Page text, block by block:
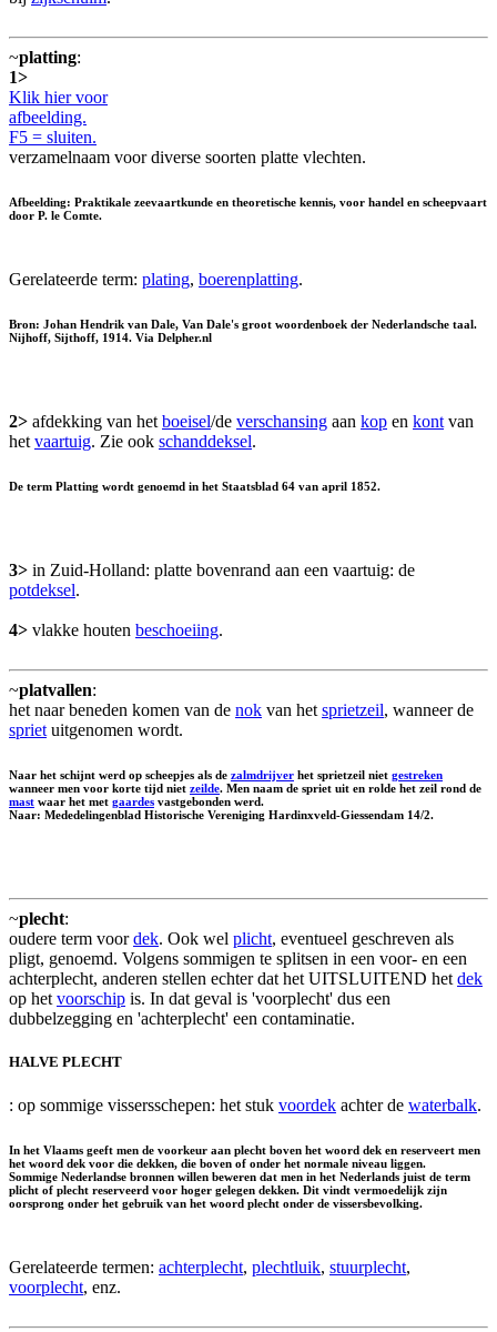
~platting:
1>
Klik hier voor
afbeelding.
F5 = sluiten.
verzamelnaam voor diverse soorten platte vlechten.
Afbeelding: Praktikale zeevaartkunde en theoretische kennis, voor handel en scheepvaart
door P. le Comte.
Gerelateerde term: plating, boerenplatting.
Bron: Johan Hendrik van Dale, Van Dale's groot woordenboek der Nederlandsche taal.
Nijhoff, Sijthoff, 1914. Via Delpher.nl
2> afdekking van het boeisel/de verschansing aan kop en kont van
het vaartuig. Zie ook schanddeksel.
De term Platting wordt genoemd in het Staatsblad 64 van april 1852.
3> in Zuid-Holland: platte bovenrand aan een vaartuig: de
potdeksel.
4> vlakke houten beschoeiing.
~platvallen:
het naar beneden komen van de nok van het sprietzeil, wanneer de
spriet uitgenomen wordt.
Naar het schijnt werd op scheepjes als de zalmdrijver het sprietzeil niet gestreken
wanneer men voor korte tijd niet zeilde. Men naam de spriet uit en rolde het zeil rond de
mast waar het met gaardes vastgebonden werd.
Naar: Mededelingenblad Historische Vereniging Hardinxveld-Giessendam 14/2.
~plecht:
oudere term voordek. Ook wel plicht, eventueel geschreven als
pligt, genoemd. Volgens sommigen te splitsen in een voor- en een
achterplecht, anderen stellen echter dat het UITSLUITEND het dek
op het voorschip is. In dat geval is 'voorplecht' dus een
dubbelzegging en 'achterplecht' een contaminatie.
HALVE PLECHT
: op sommige vissersschepen: het stuk voordek achter de waterbalk.
In het Vlaams geeft men de voorkeur aan plecht boven het woord dek en reserveert men
het woord dek voor die dekken, die boven of onder het normale niveau liggen.
Sommige Nederlandse bronnen willen beweren dat men in het Nederlands juist de term
plicht of plecht reserveerd voor hoger gelegen dekken. Dit vindt vermoedelijk zijn
oorsprong onder het gebruik van het woord plecht onder de vissersbevolking.
Gerelateerde termen: achterplecht, plechtluik, stuurplecht,
voorplecht, enz.